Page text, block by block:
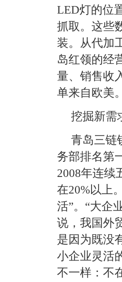
LED灯的位
抓取。这些
装。从代加
岛红领的经
量、销售收
单来自欧美
挖掘新需
青岛三链
务部排名第
2008年连续
在20%以上
活”。“大企
说，我国外
是因为既没
小企业灵活
不一样：不